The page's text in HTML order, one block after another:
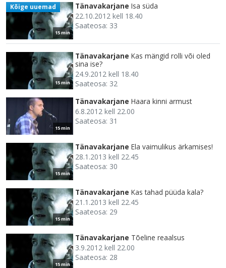
15 min
Kõige uuemad Tänavakarjane Isa süda
22.10.2012 kell 18.40
Saateosa: 33
15 min
Tänavakarjane Kas mängid rolli või oled
sina ise?
24.9.2012 kell 18.40
Saateosa: 32
15 min
Tänavakarjane Haara kinni armust
6.8.2012 kell 22.00
Saateosa: 31
15 min
Tänavakarjane Ela vaimulikus ärkamises!
28.1.2013 kell 22.45
Saateosa: 30
15 min
Tänavakarjane Kas tahad püüda kala?
21.1.2013 kell 22.45
Saateosa: 29
15 min
Tänavakarjane Tõeline reaalsus
3.9.2012 kell 22.00
Saateosa: 28